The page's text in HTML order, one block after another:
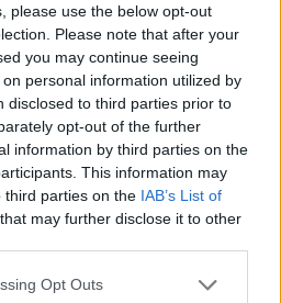
please use the below opt-out
Please note that after your
you may continue seeing
personal information utilized by
disclosed to third parties prior to
opt-out of the further
information by third parties on the
This information may
third parties on the IAB’s List of
that may further disclose it to other
app uses one or more Google
Opt Outs
Info Point San Pantaleo
S
h
a
re
precedente
articolo